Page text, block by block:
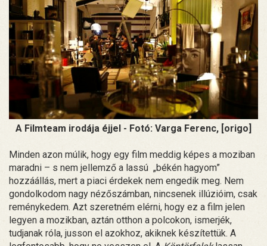
A Filmteam irodája éjjel - Fotó: Varga Ferenc, [origo]
Minden azon múlik, hogy egy film meddig képes a moziban
maradni – s nem jellemző a lassú „békén hagyom”
hozzáállás, mert a piaci érdekek nem engedik meg. Nem
gondolkodom nagy nézőszámban, nincsenek illúzióim, csak
reménykedem. Azt szeretném elérni, hogy ez a film jelen
legyen a mozikban, aztán otthon a polcokon, ismerjék,
tudjanak róla, jusson el azokhoz, akiknek készítettük. A